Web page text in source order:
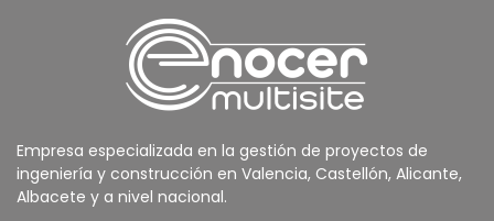
Empresa especializada en la gestión de proyectos de
ingeniería y construcción en Valencia, Castellón, Alicante,
Albacete y a nivel nacional.